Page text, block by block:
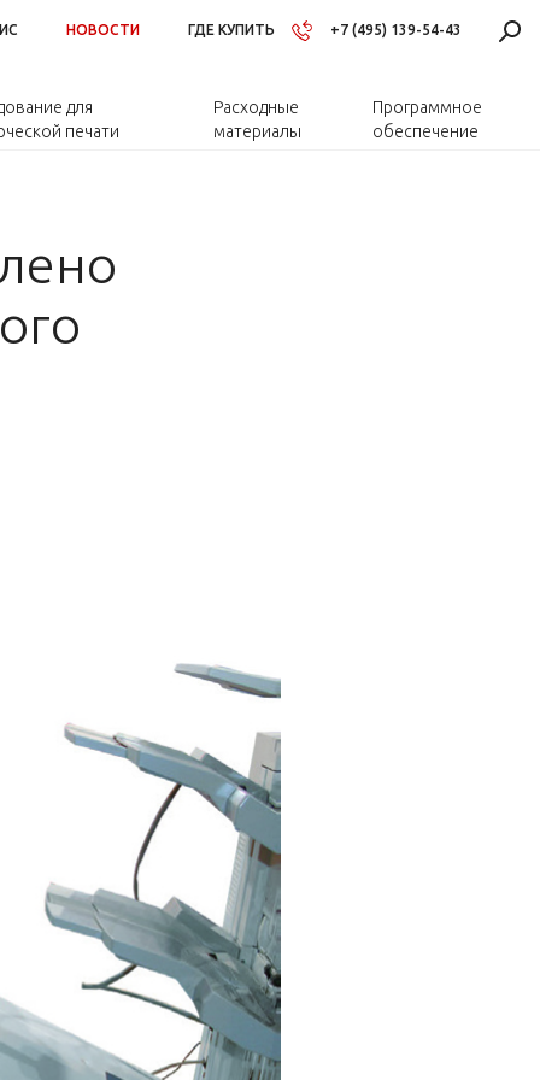
+7 (495) 139-54-43
для
печати
Расходные
материалы
Программное
обеспечение
НОВОСТИ ГДЕ КУПИТЬ